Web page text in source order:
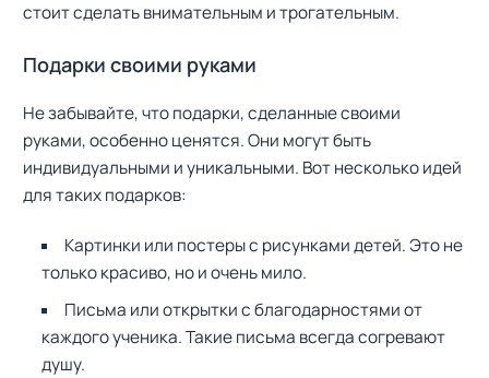
стоит сделать внимательным и трогательным.
Подарки своими руками
Не забывайте, что подарки, сделанные своими
руками, особенно ценятся. Они могут быть
индивидуальными и уникальными. Вот несколько идей
для таких подарков:
Картинки или постеры с рисунками детей. Это не
только красиво, но и очень мило.
Письма или открытки с благодарностями от
каждого ученика. Такие письма всегда согревают
душу.
Н
й
и